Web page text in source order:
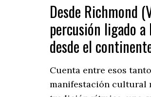
Desde Richmond
percusión ligado
desde el
Cuenta entre esos
manifestación cultural